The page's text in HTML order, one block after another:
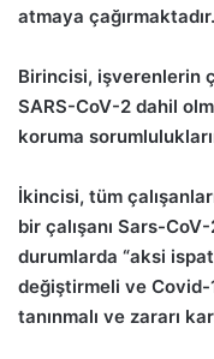
atmaya çağırmaktadır.
Birincisi, işverenlerin
SARS-CoV-2 dahil
koruma
İkincisi, tüm
bir çalışanı Sars-CoV-
durumlarda “aksi
değiştirmeli ve
tanınmalı ve zararı